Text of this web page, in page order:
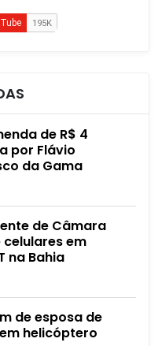
de R$ 4
por Flávio
da Gama
de Câmara
em
na Bahia
de esposa de
helicóptero